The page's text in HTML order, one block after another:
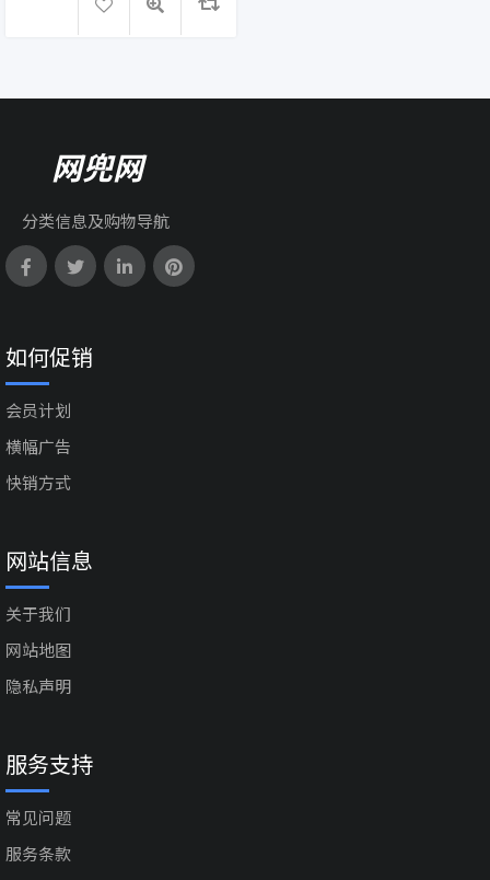
网兜网
分类信息及购物导航
如何促销
会员计划
横幅广告
快销方式
网站信息
关于我们
网站地图
隐私声明
服务支持
常见问题
服务条款